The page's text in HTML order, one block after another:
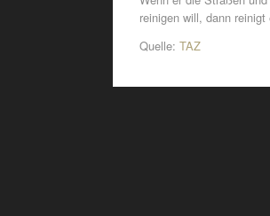
reinigen will, dann
Quelle: TAZ